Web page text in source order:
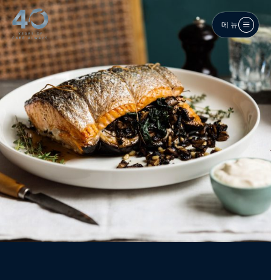
메인 콘텐츠로 건너뛰기
메뉴